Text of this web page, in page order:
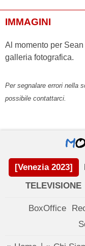
IMMAGINI
Al momento per
galleria fotografica.
Per segnalare errori nella
possibile contattarci.
[Venezia 2023]
TELEVISIONE
BoxOffice